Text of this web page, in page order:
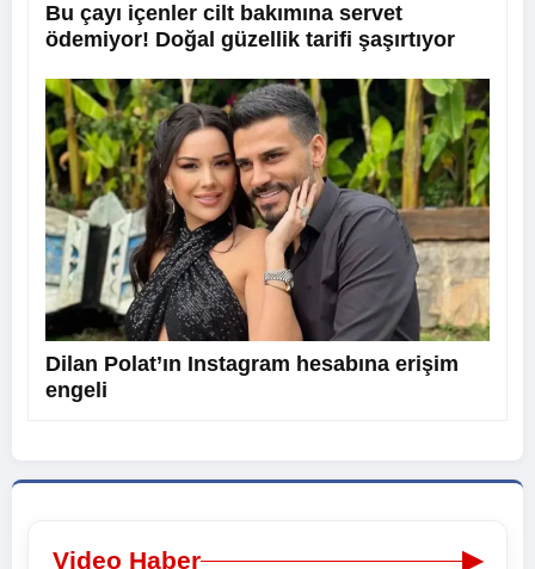
Bu çayı içenler cilt bakımına servet
ödemiyor! Doğal güzellik tarifi şaşırtıyor
Dilan Polat’ın Instagram hesabına erişim
engeli
Video Haber ▶